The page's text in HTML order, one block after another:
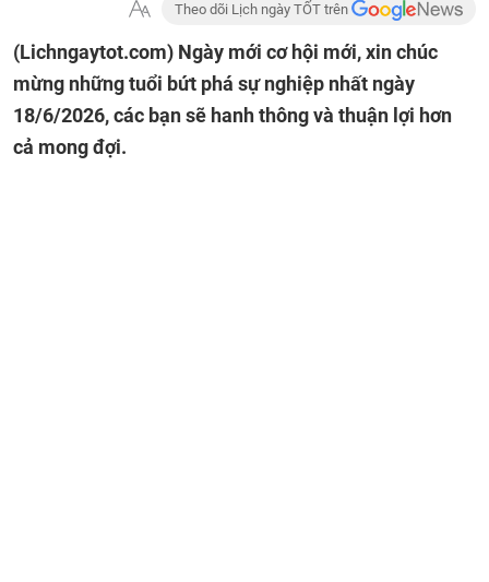
Theo dõi Lịch ngày TỐT trên
(Lichngaytot.com) Ngày mới cơ hội mới, xin chúc
mừng những tuổi bứt phá sự nghiệp nhất ngày
18/6/2026, các bạn sẽ hanh thông và thuận lợi hơn
cả mong đợi.